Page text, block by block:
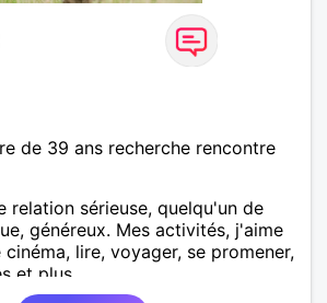
de 39 ans recherche rencontre
relation sérieuse, quelqu'un de
généreux. Mes activités, j'aime
cinéma, lire, voyager, se promener,
et plus.